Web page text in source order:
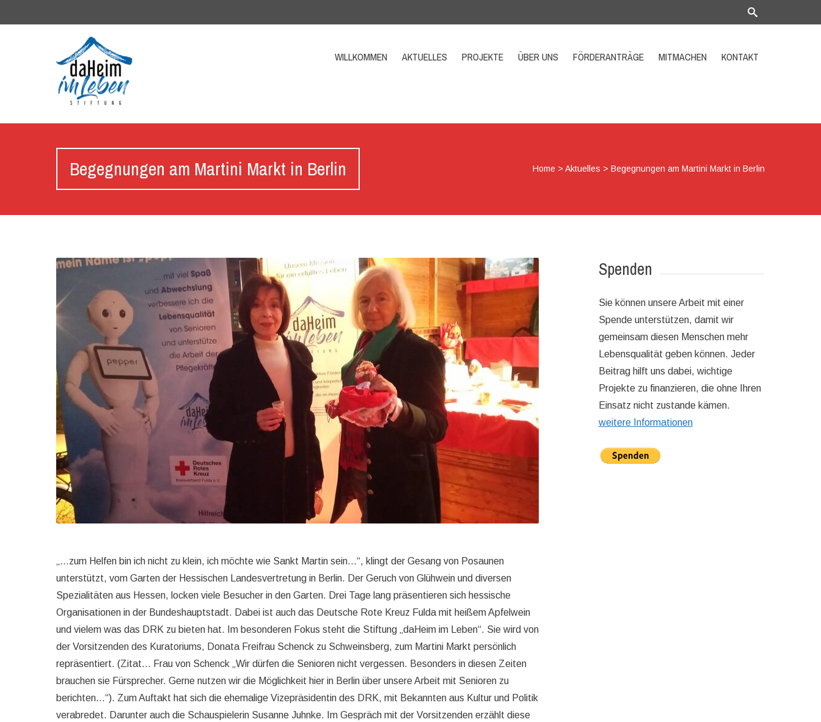
WILLKOMMEN AKTUELLES PROJEKTE ÜBER UNS FÖRDERANTRÄGE MITMACHEN KONTAKT
Begegnungen am Martini Markt in Berlin Home >Aktuelles >Begegnungen am Martini Markt in Berlin
„…zum Helfen bin ich nicht zu klein, ich möchte wie Sankt Martin sein…“, klingt der Gesang von Posaunen
unterstützt, vom Garten der Hessischen Landesvertretung in Berlin. Der Geruch von Glühwein und diversen
Spezialitäten aus Hessen, locken viele Besucher in den Garten. Drei Tage lang präsentieren sich hessische
Organisationen in der Bundeshauptstadt. Dabei ist auch das Deutsche Rote Kreuz Fulda mit heißem Apfelwein
und vielem was das DRK zu bieten hat. Im besonderen Fokus steht die Stiftung „daHeim im Leben“. Sie wird von
der Vorsitzenden des Kuratoriums, Donata Freifrau Schenck zu Schweinsberg, zum Martini Markt persönlich
repräsentiert. (Zitat… Frau von Schenck „Wir dürfen die Senioren nicht vergessen. Besonders in diesen Zeiten
brauchen sie Fürsprecher. Gerne nutzen wir die Möglichkeit hier in Berlin über unsere Arbeit mit Senioren zu
berichten…“). Zum Auftakt hat sich die ehemalige Vizepräsidentin des DRK, mit Bekannten aus Kultur und Politik
verabredet. Darunter auch die Schauspielerin Susanne Juhnke. Im Gespräch mit der Vorsitzenden erzählt diese
Spenden
Sie können unsere Arbeit mit einer
Spende unterstützen, damit wir
gemeinsam diesen Menschen mehr
Lebensqualität geben können. Jeder
Beitrag hilft uns dabei, wichtige
Projekte zu finanzieren, die ohne Ihren
Einsatz nicht zustande kämen.
weitere Informationen